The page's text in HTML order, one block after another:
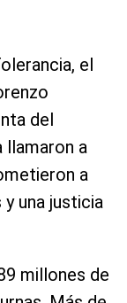
el
del
llamaron a
a
una justicia
millones de